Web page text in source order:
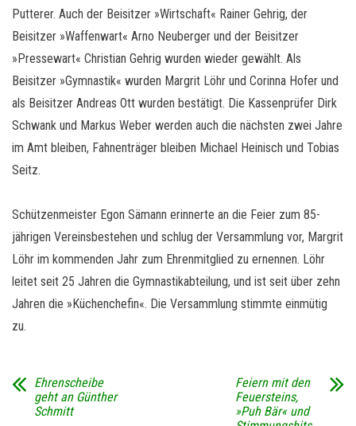
Putterer. Auch der Beisitzer »Wirtschaft« Rainer Gehrig, der
Beisitzer »Waffenwart« Arno Neuberger und der Beisitzer
»Pressewart« Christian Gehrig wurden wieder gewählt. Als
Beisitzer »Gymnastik« wurden Margrit Löhr und Corinna Hofer und
als Beisitzer Andreas Ott wurden bestätigt. Die Kassenprüfer Dirk
Schwank und Markus Weber werden auch die nächsten zwei Jahre
im Amt bleiben, Fahnenträger bleiben Michael Heinisch und Tobias
Seitz.
Schützenmeister Egon Sämann erinnerte an die Feier zum 85-
jährigen Vereinsbestehen und schlug der Versammlung vor, Margrit
Löhr im kommenden Jahr zum Ehrenmitglied zu ernennen. Löhr
leitet seit 25 Jahren die Gymnastikabteilung, und ist seit über zehn
Jahren die »Küchenchefin«. Die Versammlung stimmte einmütig
zu.
Ehrenscheibe
geht an Günther
Schmitt
Feiern mit den
Feuersteins,
»Puh Bär« und